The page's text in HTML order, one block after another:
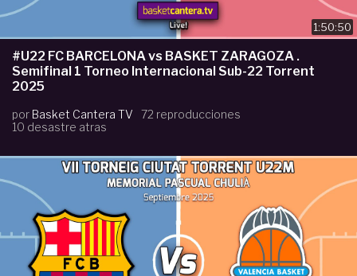
1:50:50
#U22 FC BARCELONA vs BASKET ZARAGOZA .
Semifinal 1 Torneo Internacional Sub-22 Torrent
2025
por Basket Cantera TV
72 reproducciones
10 desastre atras